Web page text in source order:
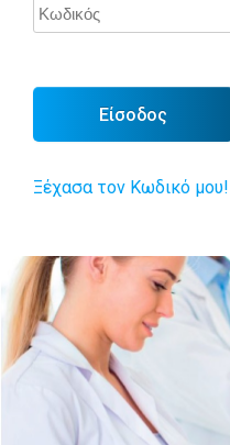
Είσοδος
Ξέχασα τον Κωδικό μου!